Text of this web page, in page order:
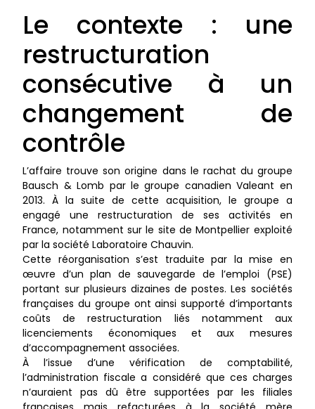
Le contexte : une
restructuration
consécutive à un
changement de
contrôle
L’affaire trouve son origine dans le rachat du groupe
Bausch & Lomb par le groupe canadien Valeant en
2013. À la suite de cette acquisition, le groupe a
engagé une restructuration de ses activités en
France, notamment sur le site de Montpellier exploité
par la société Laboratoire Chauvin.
Cette réorganisation s’est traduite par la mise en
œuvre d’un plan de sauvegarde de l’emploi (PSE)
portant sur plusieurs dizaines de postes. Les sociétés
françaises du groupe ont ainsi supporté d’importants
coûts de restructuration liés notamment aux
licenciements économiques et aux mesures
d’accompagnement associées.
À l’issue d’une vérification de comptabilité,
l’administration fiscale a considéré que ces charges
n’auraient pas dû être supportées par les filiales